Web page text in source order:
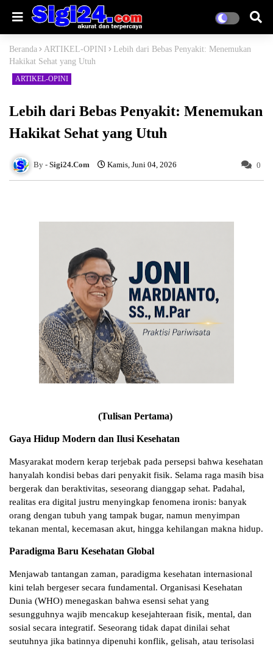
Beranda ARTIKEL-OPINI
Lebih dari Bebas Penyakit: Menemukan
Hakikat Sehat yang Utuh
ARTIKEL-OPINI
Lebih dari Bebas Penyakit: Menemukan
Hakikat Sehat yang Utuh
Sigi24.Com Kamis, Juni 04, 2026 0
(Tulisan Pertama)
Gaya Hidup Modern dan Ilusi Kesehatan
Masyarakat modern kerap terjebak pada persepsi bahwa kesehatan
hanyalah kondisi bebas dari penyakit fisik. Selama raga masih bisa
bergerak dan beraktivitas, seseorang dianggap sehat. Padahal,
realitas era digital justru menyingkap fenomena ironis: banyak
orang dengan tubuh yang tampak bugar, namun menyimpan
tekanan mental, kecemasan akut, hingga kehilangan makna hidup.
Paradigma Baru Kesehatan Global
Menjawab tantangan zaman, paradigma kesehatan internasional
kini telah bergeser secara fundamental. Organisasi Kesehatan
Dunia (WHO) menegaskan bahwa esensi sehat yang
sesungguhnya wajib mencakup kesejahteraan fisik, mental, dan
sosial secara integratif. Seseorang tidak dapat dinilai sehat
seutuhnya jika batinnya dipenuhi konflik, gelisah, atau terisolasi